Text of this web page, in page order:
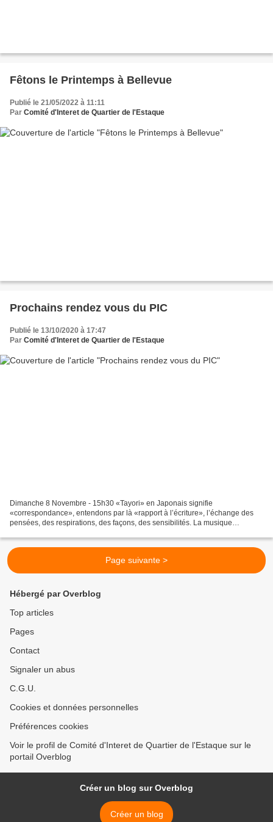
Fêtons le Printemps à Bellevue
Publié le 21/05/2022 à 11:11
Par Comité d'Interet de Quartier de l'Estaque
Prochains rendez vous du PIC
Publié le 13/10/2020 à 17:47
Par Comité d'Interet de Quartier de l'Estaque
Dimanche 8 Novembre - 15h30 «Tayori» en Japonais signifie
«correspondance», entendons par là «rapport à l’écriture», l’échange des
pensées, des respirations, des façons, des sensibilités. La musique
Page suivante >
Hébergé par Overblog
Top articles
Pages
Contact
Signaler un abus
C.G.U.
Cookies et données personnelles
Préférences cookies
Voir le profil de Comité d'Interet de Quartier de l'Estaque sur le
portail Overblog
Créer un blog sur Overblog
Créer un blog